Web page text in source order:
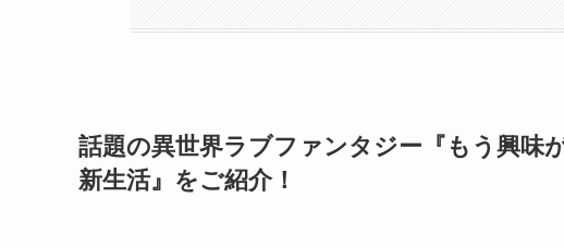
話題の異世界ラブファンタジー『もう興味
新生活』をご紹介！